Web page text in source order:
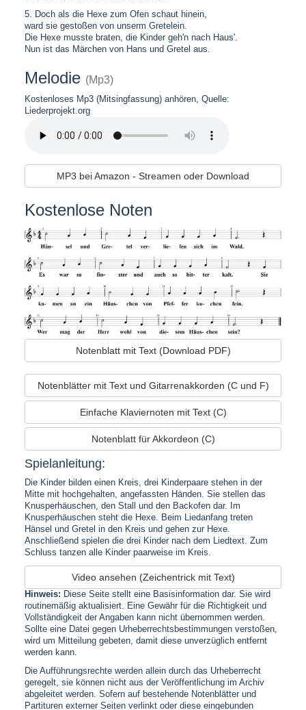
5. Doch als die Hexe zum Ofen schaut hinein,
ward sie gestoßen von unserm Gretelein.
Die Hexe musste braten, die Kinder geh'n nach Haus'.
Nun ist das Märchen von Hans und Gretel aus.
Melodie (Mp3)
Kostenloses Mp3 (Mitsingfassung) anhören, Quelle:
Liederprojekt.org
MP3 bei Amazon - Streamen oder Download
Kostenlose Noten
Notenblatt mit Text (Download PDF)
Notenblätter mit Text und Gitarrenakkorden (C und F)
Einfache Klaviernoten mit Text (C)
Notenblatt für Akkordeon (C)
Spielanleitung:
Die Kinder bilden einen Kreis, drei Kinderpaare stehen in der
Mitte mit hochgehalten, angefassten Händen. Sie stellen das
Knusperhäuschen, den Stall und den Backofen dar. Im
Knusperhäuschen steht die Hexe. Beim Liedanfang treten
Hänsel und Gretel in den Kreis und gehen zur Hexe.
Anschließend spielen die drei Kinder nach dem Liedtext. Zum
Schluss tanzen alle Kinder paarweise im Kreis.
Video ansehen (Zeichentrick mit Text)
Hinweis: Diese Seite stellt eine Basisinformation dar. Sie wird
routinemäßig aktualisiert. Eine Gewähr für die Richtigkeit und
Vollständigkeit der Angaben kann nicht übernommen werden.
Sollte eine Datei gegen Urheberrechtsbestimmungen verstoßen,
wird um Mitteilung gebeten, damit diese unverzüglich entfernt
werden kann.
Die Aufführungsrechte werden allein durch das Urheberrecht
geregelt, sie können nicht aus der Veröffentlichung im Archiv
abgeleitet werden. Sofern auf bestehende Notenblätter und
Partituren externer Seiten verlinkt oder diese eingebunden